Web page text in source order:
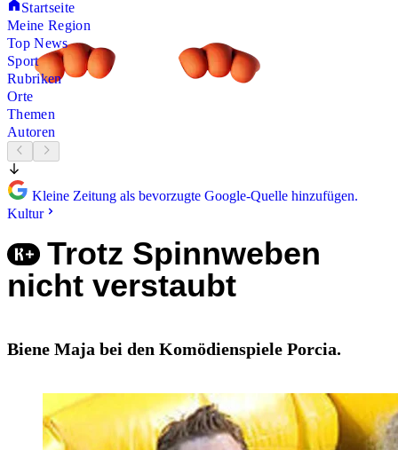
Startseite
Meine Region
Top News
Sport
Rubriken
Orte
Themen
Autoren
Kleine Zeitung als bevorzugte Google-Quelle hinzufügen.
Kultur
Trotz Spinnweben
nicht verstaubt
Biene Maja bei den Komödienspiele Porcia.